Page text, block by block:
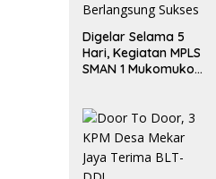
Digelar Selama 5
Hari, Kegiatan MPLS
SMAN 1 Mukomuko